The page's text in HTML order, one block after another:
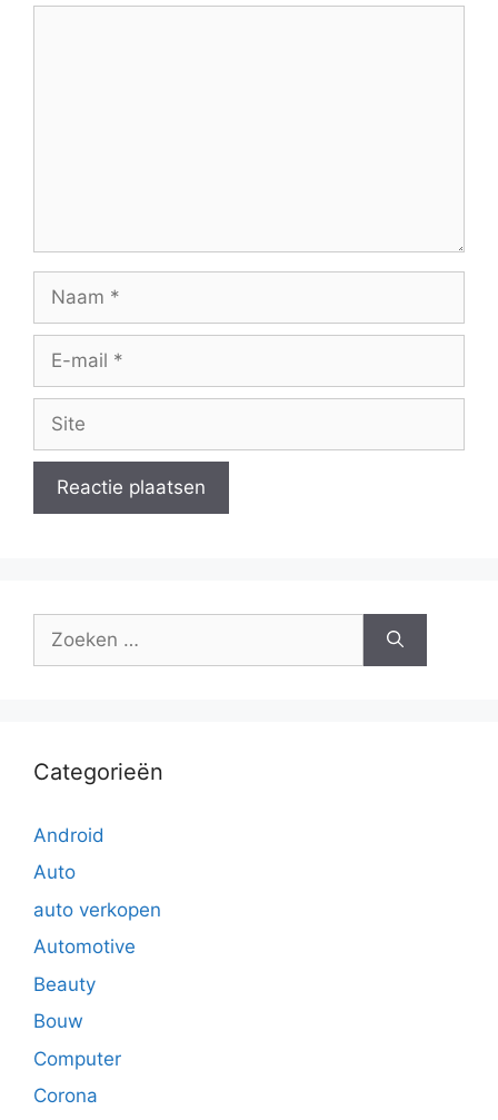
mail
naar:
Categorieën
Android
Auto
auto verkopen
Automotive
Beauty
Bouw
Computer
Corona